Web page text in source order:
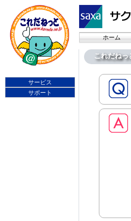
ホーム
これだね
サービス
サポート